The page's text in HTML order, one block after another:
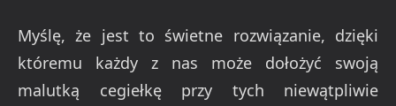
Myślę, że jest to świetne rozwiązanie, dzięki
któremu każdy z nas może dołożyć swoją
malutką cegiełkę przy tych niewątpliwie